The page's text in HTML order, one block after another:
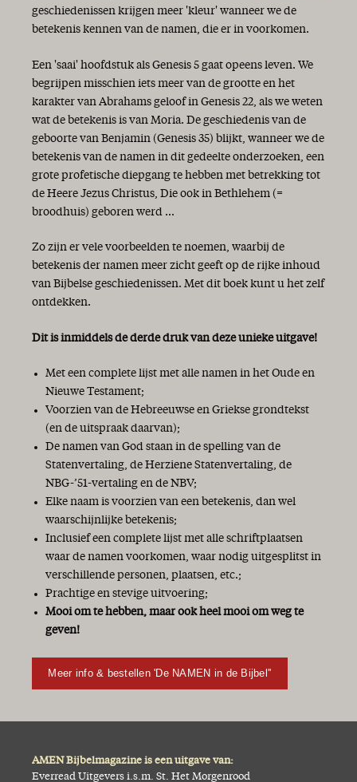
geschiedenissen krijgen meer 'kleur' wanneer we de
betekenis kennen van de namen, die er in voorkomen.
Een 'saai' hoofdstuk als Genesis 5 gaat opeens leven. We
begrijpen misschien iets meer van de grootte en het
karakter van Abrahams geloof in Genesis 22, als we weten
wat de betekenis is van Moria. De geschiedenis van de
geboorte van Benjamin (Genesis 35) blijkt, wanneer we de
betekenis van de namen in dit gedeelte onderzoeken, een
grote profetische diepgang te hebben met betrekking tot
de Heere Jezus Christus, Die ook in Bethlehem (=
broodhuis) geboren werd ...
Zo zijn er vele voorbeelden te noemen, waarbij de
betekenis der namen meer zicht geeft op de rijke inhoud
van Bijbelse geschiedenissen. Met dit boek kunt u het zelf
ontdekken.
Dit is inmiddels de derde druk van deze unieke uitgave!
Met een complete lijst met alle namen in het Oude en
Nieuwe Testament;
Voorzien van de Hebreeuwse en Griekse grondtekst
(en de uitspraak daarvan);
De namen van God staan in de spelling van de
Statenvertaling, de Herziene Statenvertaling, de
NBG-’51-vertaling en de NBV;
Elke naam is voorzien van een betekenis, dan wel
waarschijnlijke betekenis;
Inclusief een complete lijst met alle schriftplaatsen
waar de namen voorkomen, waar nodig uitgesplitst in
verschillende personen, plaatsen, etc.;
Prachtige en stevige uitvoering;
Mooi om te hebben, maar ook heel mooi om weg te
geven!
Meer info & bestellen 'De NAMEN in de Bijbel''
AMEN Bijbelmagazine is een uitgave van:
Everread Uitgevers i.s.m. St. Het Morgenrood